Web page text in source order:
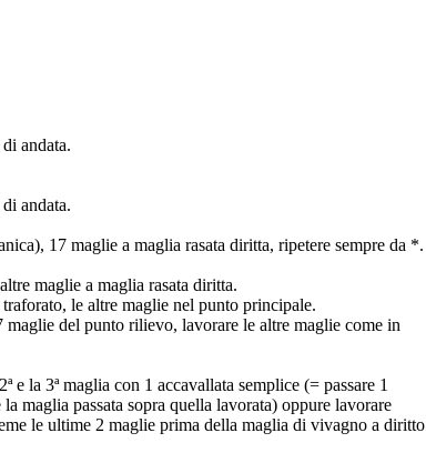
andata.
andata.
17 maglie a maglia rasata diritta, ripetere sempre da *.
maglie a maglia rasata diritta.
le altre maglie nel punto principale.
del punto rilievo, lavorare le altre maglie come in
la 3ª maglia con 1 accavallata semplice (= passare 1
maglia passata sopra quella lavorata) oppure lavorare
le ultime 2 maglie prima della maglia di vivagno a diritto